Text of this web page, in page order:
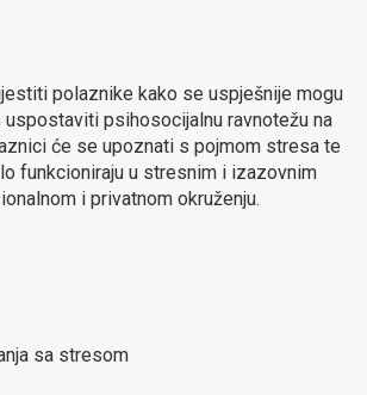
polaznike kako se uspješnije mogu
psihosocijalnu ravnotežu na
će se upoznati s pojmom stresa te
funkcioniraju u stresnim i izazovnim
i privatnom okruženju.
sa stresom